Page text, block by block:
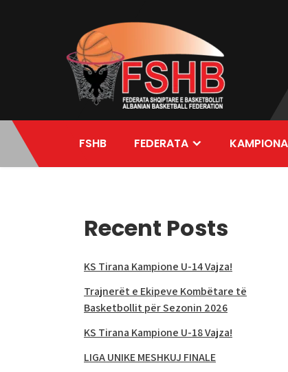
FSHB FEDERATA
Recent Posts
KS Tirana Kampione U-14 Vajza!
Trajnerët e Ekipeve Kombëtare të
Basketbollit për Sezonin 2026
KS Tirana Kampione U-18 Vajza!
LIGA UNIKE MESHKUJ FINALE